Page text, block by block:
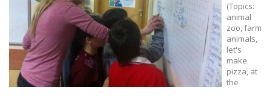
(Topics:
animal
zoo, farm
animals,
let's
make
pizza, at
the